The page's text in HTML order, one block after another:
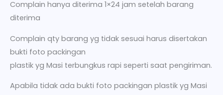
Complain hanya diterima 1×24 jam setelah barang
diterima
Complain qty barang yg tidak sesuai harus disertakan
bukti foto packingan
plastik yg Masi terbungkus rapi seperti saat pengiriman.
Apabila tidak ada bukti foto packingan plastik yg Masi